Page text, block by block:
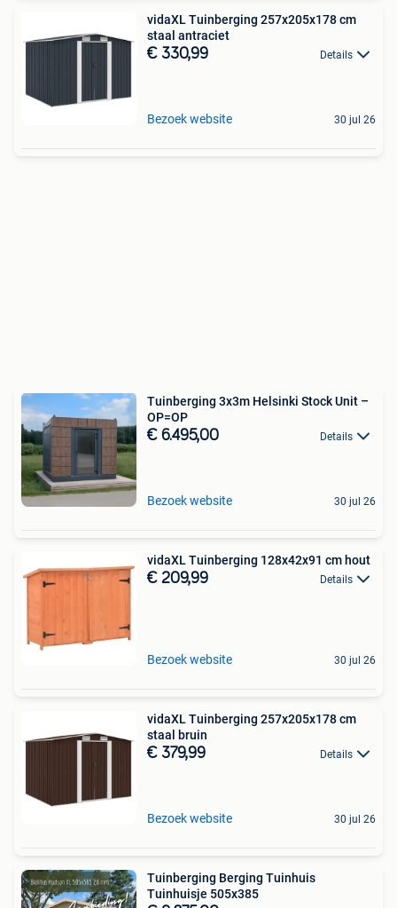
vidaXL Tuinberging 257x205x178 cm
staal antraciet
€ 330,99 Details
Bezoek website 30 jul 26
Tuinberging 3x3m Helsinki Stock Unit –
OP=OP
€ 6.495,00 Details
Bezoek website 30 jul 26
vidaXL Tuinberging 128x42x91 cm hout
€ 209,99 Details
Bezoek website 30 jul 26
vidaXL Tuinberging 257x205x178 cm
staal bruin
€ 379,99 Details
Bezoek website 30 jul 26
Tuinberging Berging Tuinhuis
Tuinhuisje 505x385